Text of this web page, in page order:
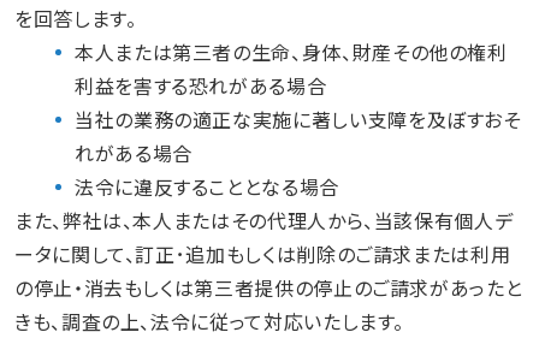
を回答します。
本人または第三者の生命、身体、財産その他の権利
利益を害する恐れがある場合
当社の業務の適正な実施に著しい支障を及ぼすおそ
れがある場合
法令に違反することとなる場合
また、弊社は、本人またはその代理人から、当該保有個人デ
ータに関して、訂正･追加もしくは削除のご請求または利用
の停止・消去もしくは第三者提供の停止のご請求があったと
きも、調査の上、法令に従って対応いたします。